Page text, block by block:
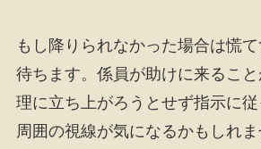
もし降りられなかった場合は慌
待ちます。係員が助けに来るこ
理に立ち上がろうとせず指示に従
周囲の視線が気になるかもしれ